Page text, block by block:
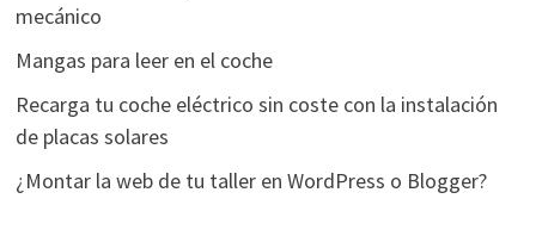
mecánico
Mangas para leer en el coche
Recarga tu coche eléctrico sin coste con la instalación
de placas solares
¿Montar la web de tu taller en WordPress o Blogger?